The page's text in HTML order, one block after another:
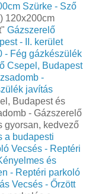
Szürke - Sző
120x200cm
Gázszerelő
- II. kerület
- Fég gázkészülék
Csepel, Budapest
-
javítás
Budapest és
- Gázszerelő
gyorsan, kedvező
a budapesti
Vecsés - Reptéri
és
- Reptéri parkoló
Vecsés - Őrzött